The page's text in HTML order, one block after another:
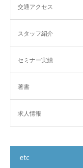
交通アクセス
スタッフ紹介
セミナー実績
著書
求人情報
etc